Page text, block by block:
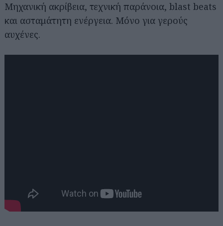
Μηχανική ακρίβεια, τεχνική παράνοια, blast beats
και ασταμάτητη ενέργεια. Μόνο για γερούς
αυχένες.